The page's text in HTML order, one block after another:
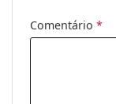
Marca:
Comentário *